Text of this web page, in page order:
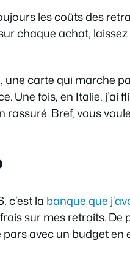
les coûts des
chaque achat,
une carte qui marche
Une fois, en Italie, j’ai
Bref, vous
c’est la banque que
sur mes retraits. De
avec un budget